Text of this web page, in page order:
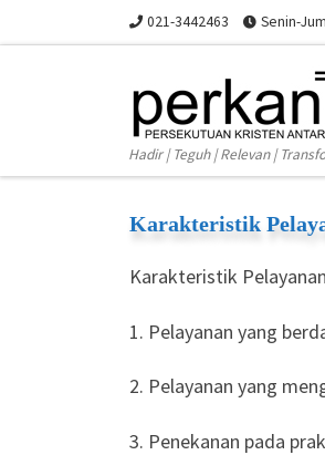
Skip to content 021-3442463 Senin-
Hadir | Teguh | Relevan |
Karakteristik
Karakteristik
1. Pelayanan yang
2. Pelayanan yang
3. Penekanan pada